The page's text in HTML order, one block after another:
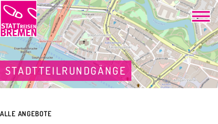
STADTTEILRUNDGÄNGE
ALLE ANGEBOTE